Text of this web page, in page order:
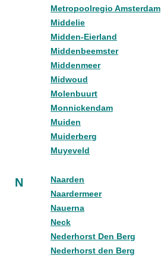
Metropoolregio Amsterdam
Middelie
Midden-Eierland
Middenbeemster
Middenmeer
Midwoud
Molenbuurt
Monnickendam
Muiden
Muiderberg
Muyeveld
N
Naarden
Naardermeer
Nauerna
Neck
Nederhorst Den Berg
Nederhorst den Berg